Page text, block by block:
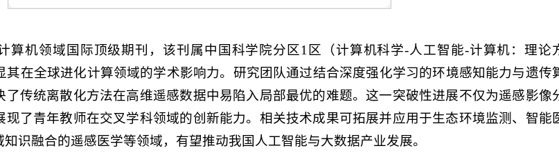
算机领域国际顶级期刊，该刊属中国科学院分区1区（计算机科学-人工智能-计算机：理论
其在全球进化计算领域的学术影响力。研究团队通过结合深度强化学习的环境感知能力与遗传
了传统离散化方法在高维遥感数据中易陷入局部最优的难题。这一突破性进展不仅为遥感影像
现了青年教师在交叉学科领域的创新能力。相关技术成果可拓展并应用于生态环境监测、智能
识融合的遥感医学等领域，有望推动我国人工智能与大数据产业发展。